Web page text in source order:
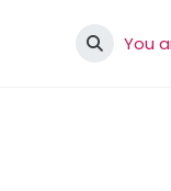
Toggle
You